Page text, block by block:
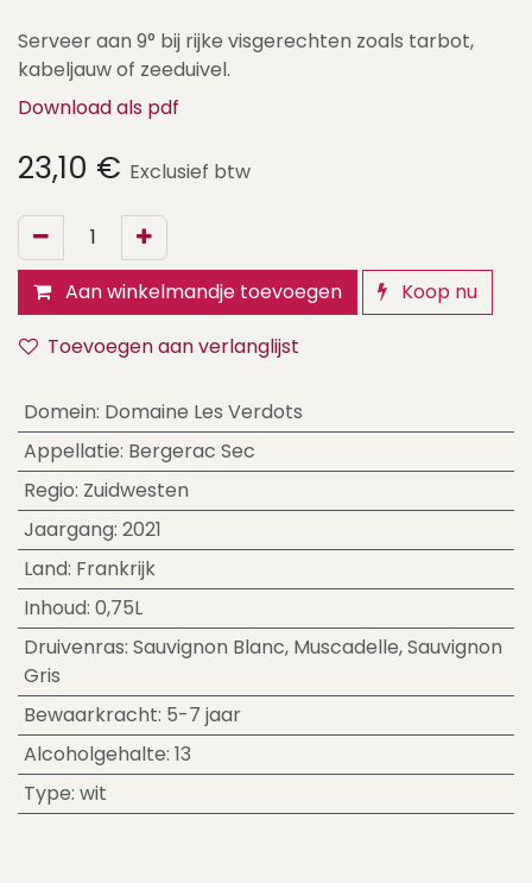
Serveer aan 9° bij rijke visgerechten zoals tarbot,
kabeljauw of zeeduivel.
Download als pdf
23,10 € Exclusief btw
Aan winkelmandje toevoegen
Koop nu
Toevoegen aan verlanglijst
Domein: Domaine Les Verdots
Appellatie: Bergerac Sec
Regio: Zuidwesten
Jaargang: 2021
Land: Frankrijk
Inhoud: 0,75L
Druivenras: Sauvignon Blanc, Muscadelle,Sauvignon
Gris
Bewaarkracht: 5-7 jaar
Alcoholgehalte: 13
Type: wit